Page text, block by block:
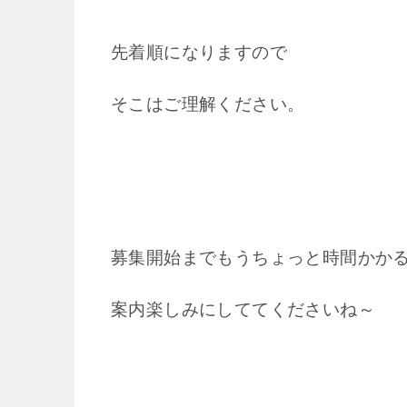
先着順になりますので
そこはご理解ください。
募集開始までもうちょっと時間かか
案内楽しみにしててくださいね～